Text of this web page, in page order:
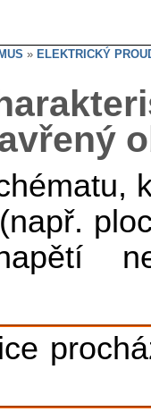
» ELEKTRICKÝ